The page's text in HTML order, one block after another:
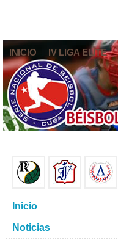
INICIO IV LIGA ELITE
Inicio
Noticias